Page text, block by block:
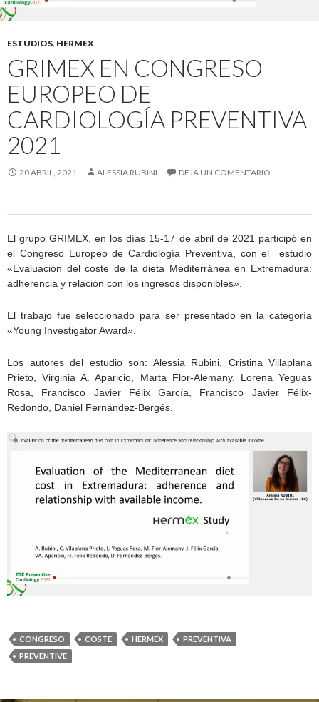
ESTUDIOS, HERMEX
GRIMEX EN CONGRESO
EUROPEO DE
CARDIOLOGÍA PREVENTIVA
2021
20 ABRIL, 2021 ALESSIA RUBINI DEJA UN COMENTARIO
El grupo GRIMEX, en los días 15-17 de abril de 2021 participó en
el Congreso Europeo de Cardiología Preventiva, con el estudio
«Evaluación del coste de la dieta Mediterránea en Extremadura:
adherencia y relación con los ingresos disponibles».
El trabajo fue seleccionado para ser presentado en la categoría
«Young Investigator Award».
Los autores del estudio son: Alessia Rubini, Cristina Villaplana
Prieto, Virginia A. Aparicio, Marta Flor-Alemany, Lorena Yeguas
Rosa, Francisco Javier Félix García, Francisco Javier Félix-
Redondo, Daniel Fernández-Bergés.
CONGRESO COSTE HERMEX
PREVENTIVA
PREVENTIVE